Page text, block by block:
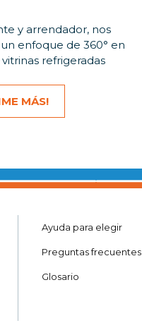
y arrendador, nos
enfoque de 360° en
refrigeradas
MÁS!
Ayuda para elegir
Preguntas frecuentes
Glosario